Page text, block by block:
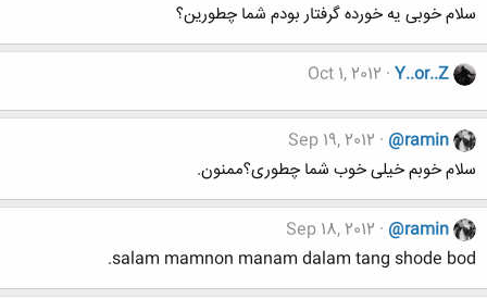
سلام خوبی یه خورده گرفتار بودم شما چطورین؟
Y..or..Z
Oct 1, 2012
@ramin
Sep 19, 2012
سلام خوبم خیلی خوب شما چطوری؟ممنون.
@ramin
Sep 18, 2012
salam mamnon manam dalam tang shode bod.